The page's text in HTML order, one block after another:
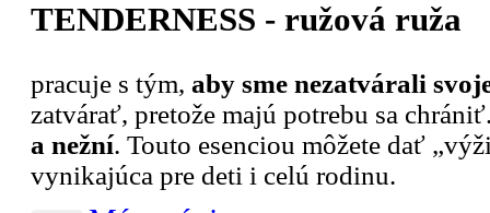
TENDERNESS - ružová ruža
pracuje s tým, aby sme nezatvárali
zatvárať, pretože majú potrebu sa
a nežní. Touto esenciou môžete dať
vynikajúca pre deti i celú rodinu.